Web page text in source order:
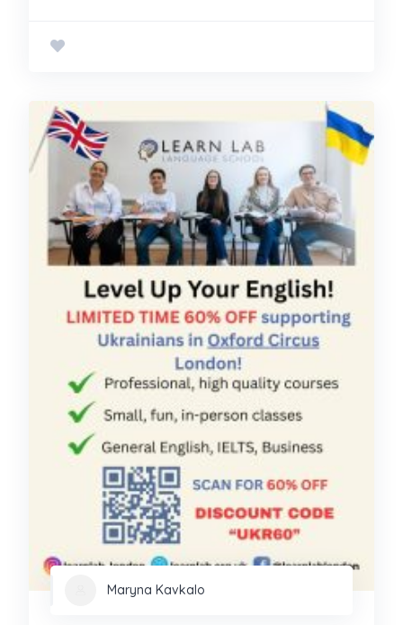
Maryna Kavkalo